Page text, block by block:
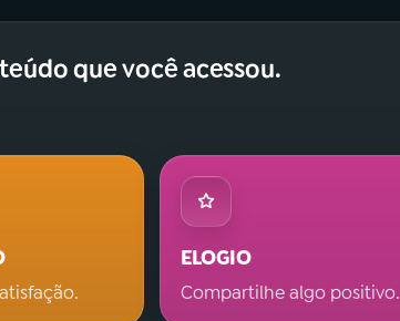
que você acessou.
ELOGIO
Compartilhe algo positivo.